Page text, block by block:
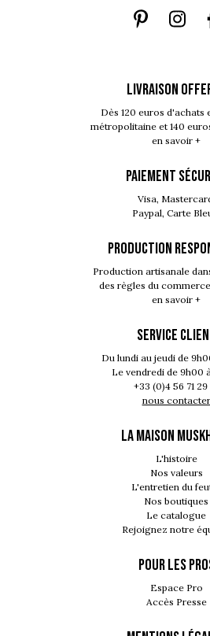
LIVRAISON
Dès 120 euros d'achats
métropolitaine et 140
en savoir +
PAIEMENT
Visa,
Paypal, Carte
PRODUCTION
Production artisanale
des règles du
en savoir +
SERVICE
Du lundi au jeudi de
Le vendredi de 9h00
+33 (0)4 56 71 29
nous contacter
LA MAISON
L'histoire
Nos valeurs
L'entretien du
Nos boutiques
Le catalogue
Rejoignez notre
POUR LES
Espace Pro
Accès Presse